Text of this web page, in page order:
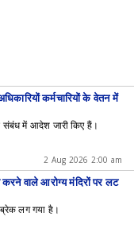
कर्मचारियों के वेतन में
संबंध में आदेश जारी किए हैं।
2 Aug 2026 2:00 am
वाले आरोग्य मंदिरों पर लट
लग गया है।